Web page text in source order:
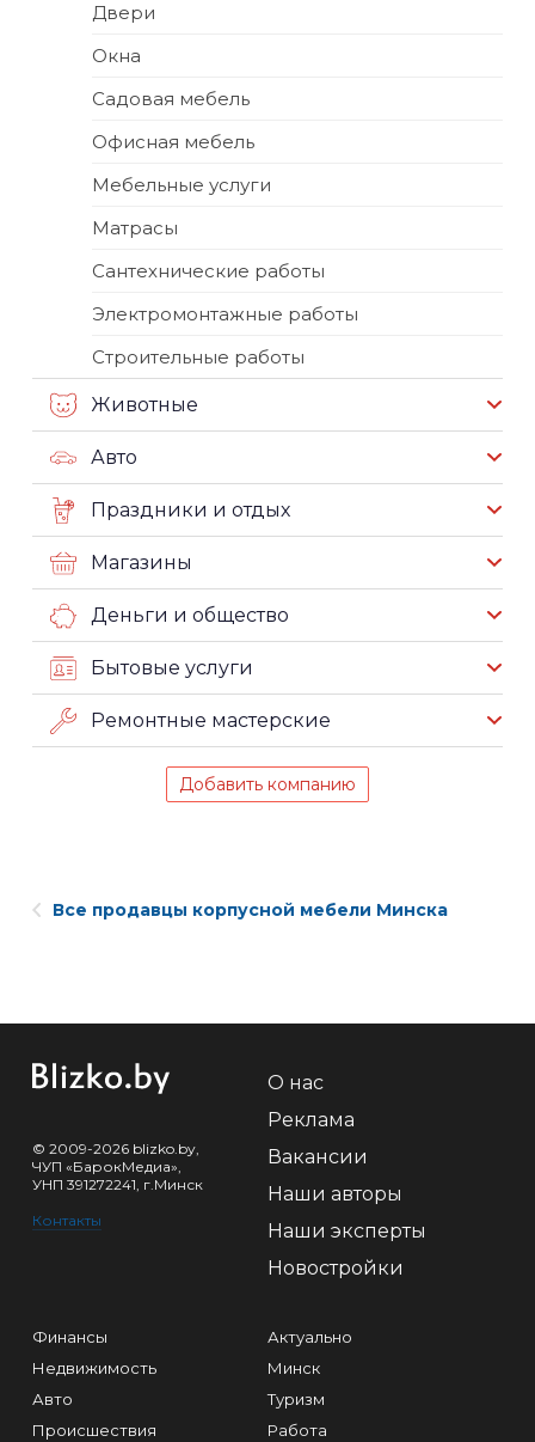
Двери
Окна
Садовая мебель
Офисная мебель
Мебельные услуги
Матрасы
Сантехнические работы
Электромонтажные работы
Строительные работы
Животные
Авто
Праздники и отдых
Магазины
Деньги и общество
Бытовые услуги
Ремонтные мастерские
Добавить компанию
Все продавцы корпусной мебели Минска
© 2009-2026 blizko.by,
ЧУП «БарокМедиа»,
УНП 391272241, г.Минск
Контакты
О нас
Реклама
Вакансии
Наши авторы
Наши эксперты
Новостройки
Финансы
Недвижимость
Авто
Происшествия
Актуально
Минск
Туризм
Работа